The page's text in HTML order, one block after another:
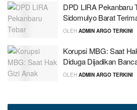
DPD LIRA Pekanbaru
Sidomulyo Barat
OLEH ADMIN ARGO TERKINI
Korupsi MBG: Saat
Diduga Dijadikan
OLEH ADMIN ARGO TERKINI